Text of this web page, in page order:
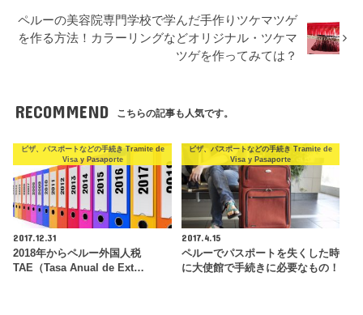
ペルーの美容院専門学校で学んだ手作りツケマツゲ
を作る方法！カラーリングなどオリジナル・ツケマ
ツゲを作ってみては？
RECOMMEND こちらの記事も人気です。
ビザ、パスポートなどの手続き Tramite de
Visa y Pasaporte
2017.12.31
2018年からペルー外国人税
TAE（Tasa Anual de Ext…
ビザ、パスポートなどの手続き Tramite de
Visa y Pasaporte
2017.4.15
ペルーでパスポートを失くした時
に大使館で手続きに必要なもの！